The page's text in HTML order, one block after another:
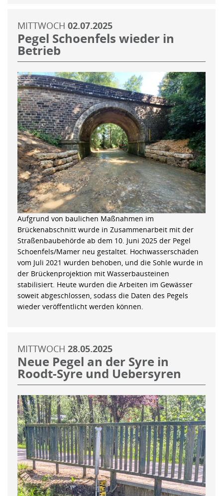
MITTWOCH 02.07.2025
Pegel Schoenfels wieder in
Betrieb
Aufgrund von baulichen Maßnahmen im
Brückenabschnitt wurde in Zusammenarbeit mit der
Straßenbaubehörde ab dem 10. Juni 2025 der Pegel
Schoenfels/Mamer neu gestaltet. Hochwasserschäden
vom Juli 2021 wurden behoben, und die Sohle wurde in
der Brückenprojektion mit Wasserbausteinen
stabilisiert. Heute wurden die Arbeiten im Gewässer
soweit abgeschlossen, sodass die Daten des Pegels
wieder veröffentlicht werden können.
MITTWOCH 28.05.2025
Neue Pegel an der Syre in
Roodt-Syre und Uebersyren